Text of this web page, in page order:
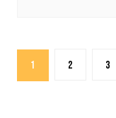
Pagination
des
1 2 3